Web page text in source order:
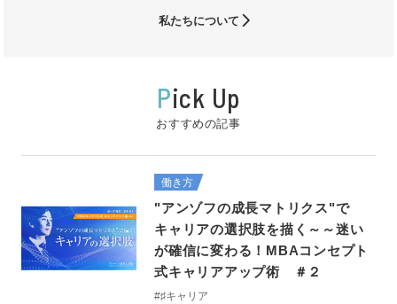
私たちについて
Pick Up
おすすめの記事
働き方
"アンゾフの成長マトリクス"で
キャリアの選択肢を描く～～迷い
が確信に変わる！MBAコンセプト
式キャリアアップ術 ＃２
#♯キャリア